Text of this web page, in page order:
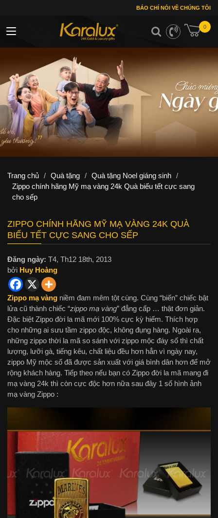
BÁO CHÍ NÓI VỀ CHÚNG TÔI
0
Toggle navigation
Trang chủ / Quà tặng / Quà tặng Noel giáng sinh /
Zippo chính hãng Mỹ mạ vàng 24k Quà biếu tết cực sang
cho sếp
ZIPPO CHÍNH HÃNG MỸ MẠ VÀNG 24K QUÀ
BIẾU TẾT CỰC SANG CHO SẾP
Đăng ngày: T4, Th12 18th, 2013
bởi Huy Hoàng
Zippo mạ vàng niềm đam mêm tột cùng. Cùng “biến” chiếc bật
lửa cũ thành chiếc “zippo mạ vàng” đẳng cấp … thật đơn giản.
Đặc biệt Zippo đời la mã mới 100% cực kỳ hiếm. Thích hợp
cho những ai sưu tầm zippo độc, không đụng hàng. Ngoài ra,
những zippo thời la mã so sánh với zippo mộc đáy số thì chất
lượng, lưỡi gà, tiếng kêu, chất liệu đều hơn hẳn vì ngày nay,
zippo Mỹ mộc số đã được sản xuất với giá bình dân hơn để mở
rộng khách hàng. Tiếp theo nếu bạn có Zippo đời la mã mang đi
mạ vàng 24k thì còn cực độc hơn nữa sau đây 1 số hình ảnh
mạ vàng Zippo :